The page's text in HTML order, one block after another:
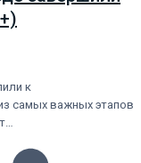
к
самых важных этапов